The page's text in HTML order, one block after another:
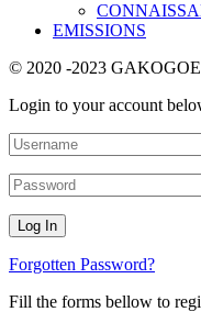
EMISSIONS
© 2020 -2023 GAKOGOE
Login to your account
Forgotten Password?
Fill the forms bellow to